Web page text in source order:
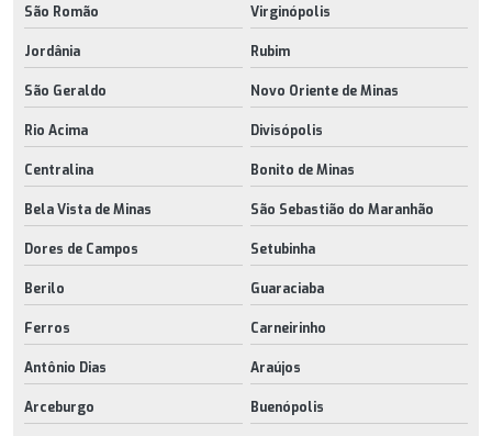
São Romão Virginópolis
Jordânia Rubim
São Geraldo Novo Oriente de Minas
Rio Acima Divisópolis
Centralina Bonito de Minas
Bela Vista de Minas São Sebastião do Maranhão
Dores de Campos Setubinha
Berilo Guaraciaba
Ferros Carneirinho
Antônio Dias Araújos
Arceburgo Buenópolis